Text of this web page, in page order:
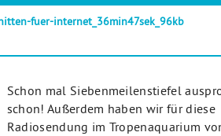
fuer-internet_36min47sek_96kb
Schon mal Siebenmeilenstiefel
schon! Außerdem haben wir für diese
Radiosendung im Tropenaquarium